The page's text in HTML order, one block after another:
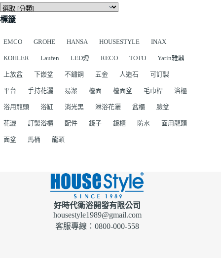
標籤
EMCO GROHE HANSA HOUSESTYLE INAX
KOHLER Laufen LED燈 RECO TOTO Yatin雅鼎
上放盆 下嵌盆 不鏽鋼 五金 人造石 可訂製
平台 手持花灑 易潔 檯面 檯面盆 毛巾桿 浴櫃
浴用龍頭 浴缸 消光黑 淋浴花灑 盆櫃 臉盆
花灑 訂製浴櫃 配件 鏡子 鏡櫃 防水 面用龍頭
面盆 馬桶 龍頭
好時代衛浴開發有限公司
housestyle1989@gmail.com
客服專線：0800-000-558